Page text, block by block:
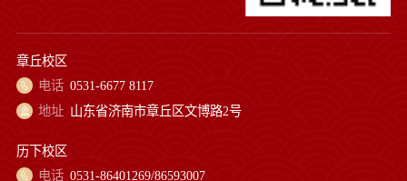
章丘校区
电话 0531-6677 8117
地址 山东省济南市章丘区文博路2号
历下校区
电话 0531-86401269/86593007